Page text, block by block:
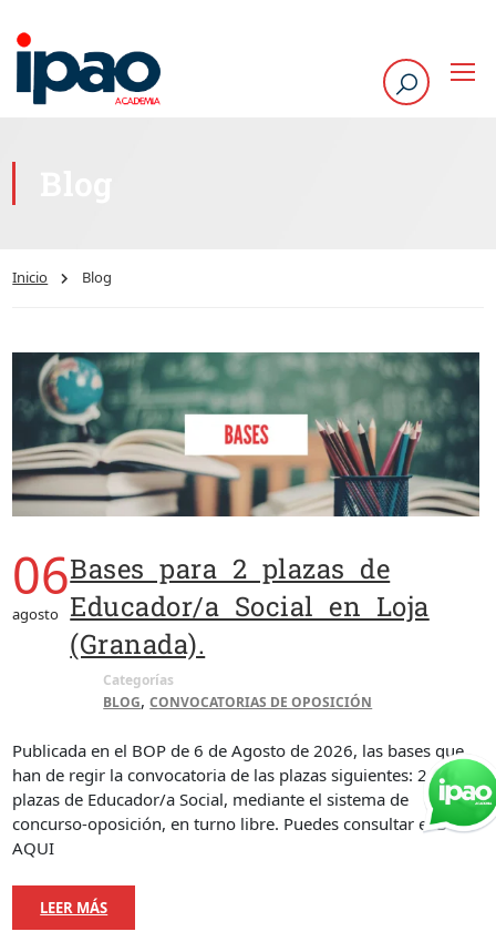
Inicio Blog
06
agosto
Bases para 2 plazas de
Educador/a Social en Loja
(Granada).
Categorías
BLOG,CONVOCATORIAS DE OPOSICIÓN
Publicada en el BOP de 6 de Agosto de 2026, las bases que
han de regir la convocatoria de las plazas siguientes: 2
plazas de Educador/a Social, mediante el sistema de
concurso-oposición, en turno libre. Puedes consultar el BOP
AQUI
LEER MÁS